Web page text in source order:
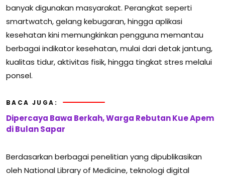
banyak digunakan masyarakat. Perangkat seperti
smartwatch, gelang kebugaran, hingga aplikasi
kesehatan kini memungkinkan pengguna memantau
berbagai indikator kesehatan, mulai dari detak jantung,
kualitas tidur, aktivitas fisik, hingga tingkat stres melalui
ponsel.
BACA JUGA:
Dipercaya Bawa Berkah, Warga Rebutan Kue Apem
di Bulan Sapar
Berdasarkan berbagai penelitian yang dipublikasikan
oleh National Library of Medicine, teknologi digital